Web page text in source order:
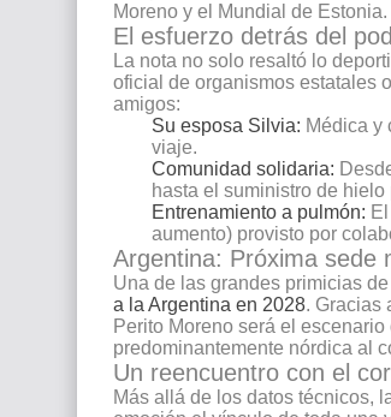
Moreno y el Mundial de Estonia.
El esfuerzo detrás del
La nota no solo resaltó lo
oficial de organismos estatales
amigos:
Su esposa Silvia: Médica y
viaje.
Comunidad solidaria:
hasta el suministro de
Entrenamiento a pulmón:
aumento) provisto por
Argentina: Próxima sede
Una de las grandes primicias
a la Argentina en 2028. Gracias
Perito Moreno será el
predominantemente nórdica al
Un reencuentro con el
Más allá de los datos técnicos,